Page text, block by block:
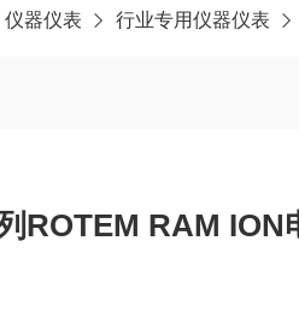
仪器仪表 行业专用仪器仪表
ROTEM RAM